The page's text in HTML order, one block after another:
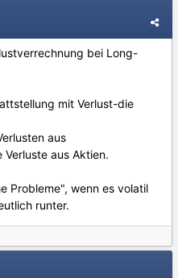
bei Long-
mit Verlust-die
aus
aus Aktien.
Probleme", wenn es volatil
runter.